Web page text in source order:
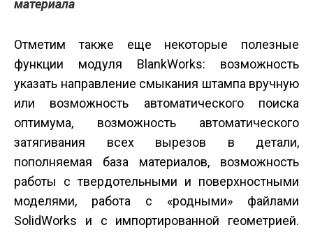
материала
Отметим также еще некоторые полезные
функции модуля BlankWorks: возможность
указать направление смыкания штампа вручную
или возможность автоматического поиска
оптимума, возможность автоматического
затягивания всех вырезов в детали,
пополняемая база материалов, возможность
работы с твердотельными и поверхностными
моделями, работа с «родными» файлами
SolidWorks и с импортированной геометрией.